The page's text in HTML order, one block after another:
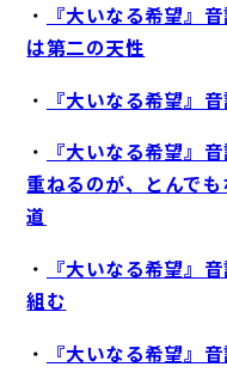
・
『大いなる希望』
は第二の天性
・
『大いなる希望』
・
『大いなる希望』
重ねるのが、とんで
道
・
『大いなる希望』
組む
・
『大いなる希望』